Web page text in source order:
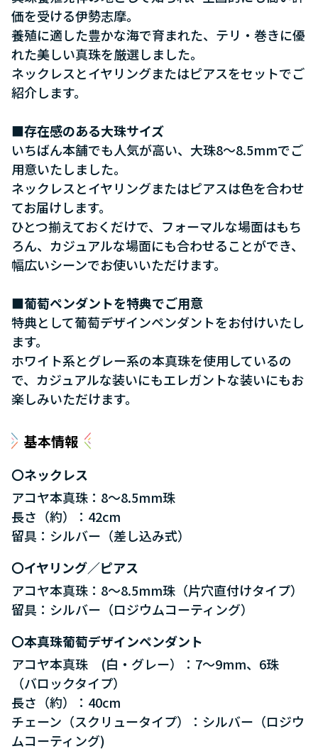
価を受ける伊勢志摩。
養殖に適した豊かな海で育まれた、テリ・巻きに優
れた美しい真珠を厳選しました。
ネックレスとイヤリングまたはピアスをセットでご
紹介します。
■存在感のある大珠サイズ
いちばん本舗でも人気が高い、大珠8～8.5mmでご
用意いたしました。
ネックレスとイヤリングまたはピアスは色を合わせ
てお届けします。
ひとつ揃えておくだけで、フォーマルな場面はもち
ろん、カジュアルな場面にも合わせることができ、
幅広いシーンでお使いいただけます。
■葡萄ペンダントを特典でご用意
特典として葡萄デザインペンダントをお付けいたし
ます。
ホワイト系とグレー系の本真珠を使用しているの
で、カジュアルな装いにもエレガントな装いにもお
楽しみいただけます。
基本情報
ネックレス
アコヤ本真珠：8～8.5mm珠
長さ（約）：42cm
留具：シルバー（差し込み式）
イヤリング／ピアス
アコヤ本真珠：8～8.5mm珠（片穴直付けタイプ）
留具：シルバー（ロジウムコーティング）
本真珠葡萄デザインペンダント
アコヤ本真珠 (白・グレー）：7～9mm、6珠
（バロックタイプ）
長さ（約）：40cm
チェーン（スクリュータイプ）：シルバー（ロジウ
ムコーティング)